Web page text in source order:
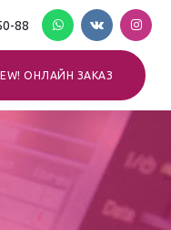
88
ОНЛАЙН ЗАКАЗ